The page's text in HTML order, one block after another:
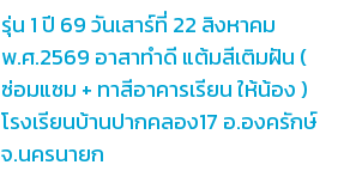
รุ่น 1 ปี 69 วันเสาร์ที่ 22 สิงหาคม
พ.ศ.2569 อาสาทำดี แต้มสีเติมฝัน (
ซ่อมแซม + ทาสีอาคารเรียน ให้น้อง )
โรงเรียนบ้านปากคลอง17 อ.องครักษ์
จ.นครนายก